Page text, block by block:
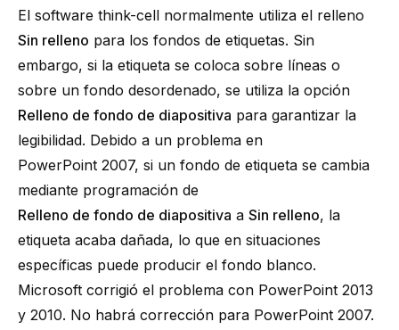
El software think-cell normalmente utiliza el relleno
Sin relleno para los fondos de etiquetas. Sin
embargo, si la etiqueta se coloca sobre líneas o
sobre un fondo desordenado, se utiliza la opción
Relleno de fondo de diapositiva para garantizar la
legibilidad. Debido a un problema en
PowerPoint 2007, si un fondo de etiqueta se cambia
mediante programación de
Relleno de fondo de diapositiva a Sin relleno, la
etiqueta acaba dañada, lo que en situaciones
específicas puede producir el fondo blanco.
Microsoft corrigió el problema con PowerPoint 2013
y 2010. No habrá corrección para PowerPoint 2007.